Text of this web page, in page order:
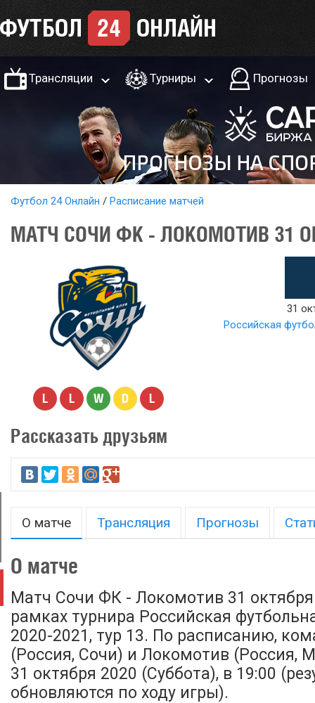
Трансляции Турниры Прогнозы
Футбол 24 Онлайн Расписание матчей
МАТЧ СОЧИ ФК - ЛОКОМОТИВ 31
L L W D L
31
Российская
Рассказать друзьям
О матче Трансляция Прогнозы
О матче
Матч Сочи ФК - Локомотив 31 октября
рамках турнира Российская
2020-2021, тур 13. По расписанию,
(Россия, Сочи) и Локомотив (Россия,
31 октября 2020 (Суббота), в 19:00
обновляются по ходу игры).